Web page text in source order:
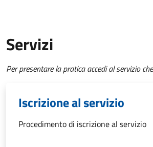
Servizi
Per presentare la pratica accedi al servizio
Iscrizione al servizio
Procedimento di iscrizione al servizio